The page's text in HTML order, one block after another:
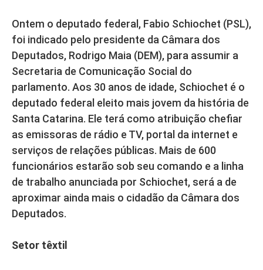
Ontem o deputado federal, Fabio Schiochet (PSL),
foi indicado pelo presidente da Câmara dos
Deputados, Rodrigo Maia (DEM), para assumir a
Secretaria de Comunicação Social do
parlamento. Aos 30 anos de idade, Schiochet é o
deputado federal eleito mais jovem da história de
Santa Catarina. Ele terá como atribuição chefiar
as emissoras de rádio e TV, portal da internet e
serviços de relações públicas. Mais de 600
funcionários estarão sob seu comando e a linha
de trabalho anunciada por Schiochet, será a de
aproximar ainda mais o cidadão da Câmara dos
Deputados.
Setor têxtil